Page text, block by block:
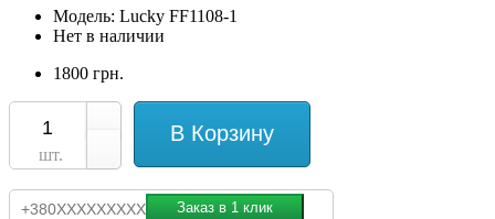
Модель: Lucky FF1108-1
Нет в наличии
1800 грн.
шт.
В Корзину